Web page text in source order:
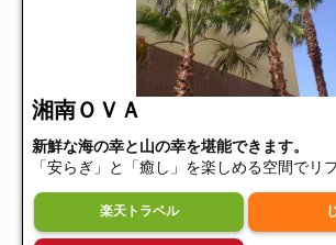
湘南ＯＶＡ
新鮮な海の幸と山の幸を堪能できます。
「安らぎ」と「癒し」を楽しめる空間でリ
楽天トラベル